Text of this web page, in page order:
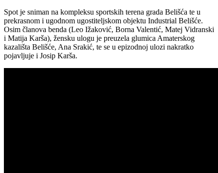
Spot je sniman na kompleksu sportskih terena grada Belišća te u
prekrasnom i ugodnom ugostiteljskom objektu Industrial Belišće.
Osim članova benda (Leo Ižaković, Borna Valentić, Matej Vidranski
i Matija Karša), žensku ulogu je preuzela glumica Amaterskog
kazališta Belišće, Ana Srakić, te se u epizodnoj ulozi nakratko
pojavljuje i Josip Karša.